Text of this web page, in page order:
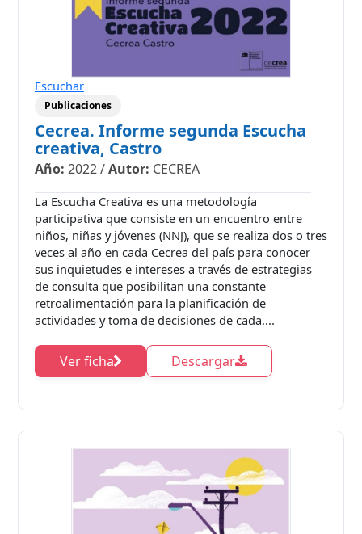
Escuchar
Publicaciones
Cecrea. Informe segunda Escucha
creativa, Castro
Año: 2022/Autor: CECREA
La Escucha Creativa es una metodología
participativa que consiste en un encuentro entre
niños, niñas y jóvenes (NNJ), que se realiza dos o tres
veces al año en cada Cecrea del país para conocer
sus inquietudes e intereses a través de estrategias
de consulta que posibilitan una constante
retroalimentación para la planificación de
actividades y toma de decisiones de cada....
Ver ficha Descargar